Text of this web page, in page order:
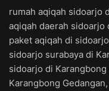
rumah aqiqah sidoarjo
aqiqah daerah sidoarjo
paket aqiqah di
sidoarjo surabaya di
sidoarjo di
Karangbong